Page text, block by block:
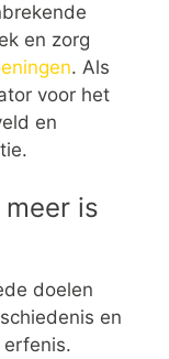
en zorg
. Als
voor het
en
is
doelen
en